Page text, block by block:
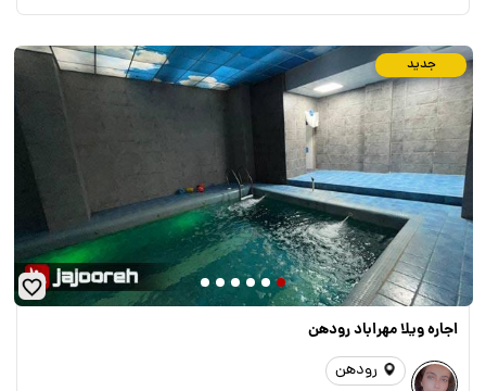
جدید
اجاره ویلا مهراباد رودهن
رودهن